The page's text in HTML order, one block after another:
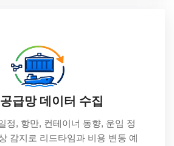
급망 데이터 수집
정, 항만, 컨테이너 동향, 운임 정
감지로 리드타임과 비용 변동 예